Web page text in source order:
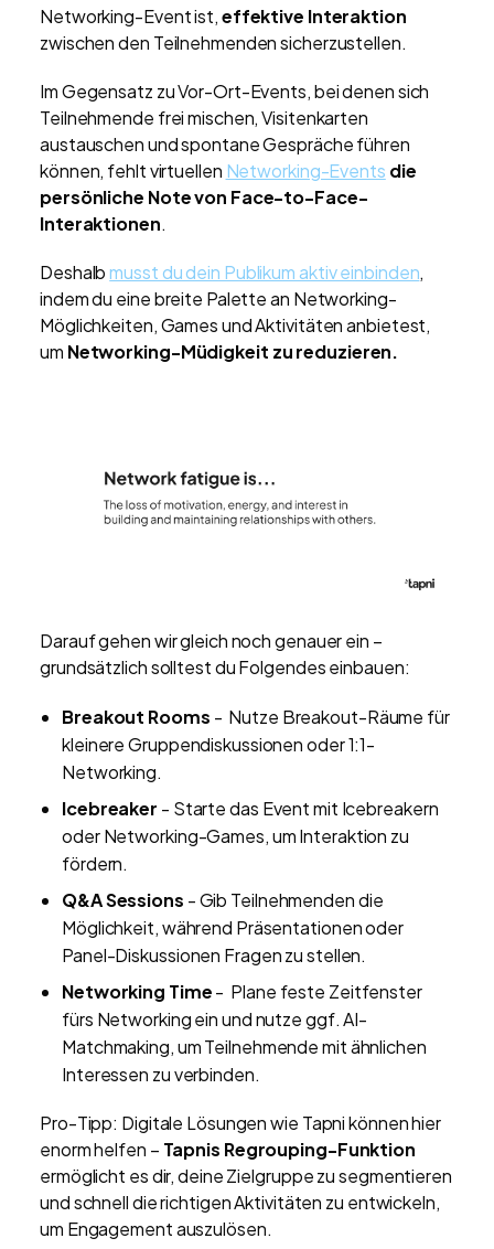
Networking-Event ist,effektive Interaktion
zwischen den Teilnehmenden sicherzustellen.
Im Gegensatz zu Vor-Ort-Events, bei denen sich
Teilnehmende frei mischen, Visitenkarten
austauschen und spontane Gespräche führen
können, fehlt virtuellen Networking-Events die
persönliche Note von Face-to-Face-
Interaktionen.
Deshalbmusst du dein Publikum aktiv einbinden,
indem du eine breite Palette an Networking-
Möglichkeiten, Games und Aktivitäten anbietest,
um Networking-Müdigkeit zu reduzieren.
Darauf gehen wir gleich noch genauer ein –
grundsätzlich solltest du Folgendes einbauen:
Breakout Rooms - Nutze Breakout-Räume für
kleinere Gruppendiskussionen oder 1:1-
Networking.
Icebreaker - Starte das Event mit Icebreakern
oder Networking-Games, um Interaktion zu
fördern.
Q&A Sessions - Gib Teilnehmenden die
Möglichkeit, während Präsentationen oder
Panel-Diskussionen Fragen zu stellen.
Networking Time- Plane feste Zeitfenster
fürs Networking ein und nutze ggf. AI-
Matchmaking, um Teilnehmende mit ähnlichen
Interessen zu verbinden.
Pro-Tipp: Digitale Lösungen wie Tapni können hier
enorm helfen – Tapnis Regrouping-Funktion
ermöglicht es dir, deine Zielgruppe zu segmentieren
und schnell die richtigen Aktivitäten zu entwickeln,
um Engagement auszulösen.